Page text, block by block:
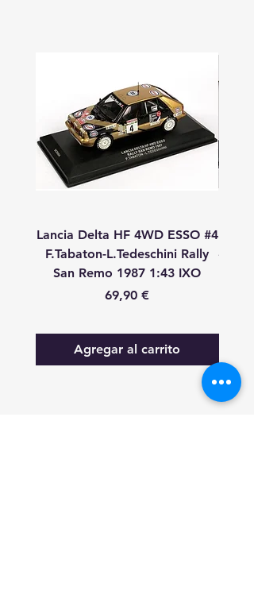
Lancia Delta HF 4WD ESSO #4
F.Tabaton-L.Tedeschini Rally
San Remo 1987 1:43 IXO
Precio
69,90 €
Agregar al carrito
#11